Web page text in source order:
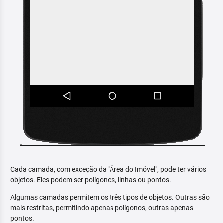
Cada camada, com exceção da "Área do Imóvel", pode ter vários
objetos. Eles podem ser polígonos, linhas ou pontos.
Algumas camadas permitem os três tipos de objetos. Outras são
mais restritas, permitindo apenas polígonos, outras apenas
pontos.